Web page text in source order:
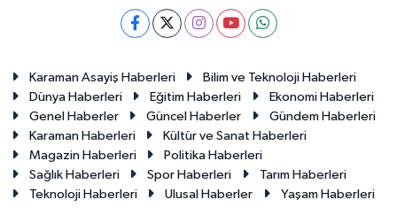
Karaman Asayiş Haberleri
Bilim ve Teknoloji Haberleri
Dünya Haberleri
Eğitim Haberleri
Ekonomi Haberleri
Genel Haberler
Güncel Haberler
Gündem Haberleri
Karaman Haberleri
Kültür ve Sanat Haberleri
Magazin Haberleri
Politika Haberleri
Sağlık Haberleri
Spor Haberleri
Tarım Haberleri
Teknoloji Haberleri
Ulusal Haberler Yaşam Haberleri